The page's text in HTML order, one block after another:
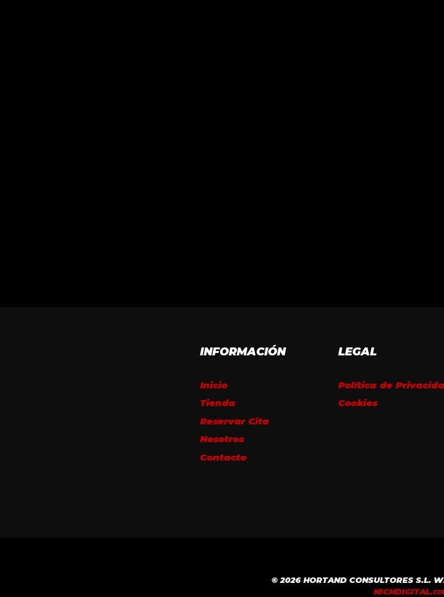
INFORMACIÓN
Inicio
Tienda
Reservar Cita
Nosotros
Contacto
LEGAL
Política de
Cookies
© 2026 HORTAND CONSULTORES S.L.
NICHDIGITAL.